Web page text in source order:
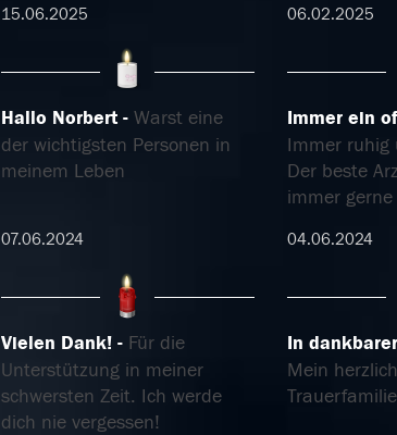
15.06.2025 06.02.2025
Hallo Norbert
Warst eine
der wichtigsten Personen in
meinem Leben
07.06.2024
Immer ein
Immer ruhig
Der beste
immer gerne
04.06.2024
Vielen Dank!
Für die
Unterstützung in meiner
schwersten Zeit. Ich werde
dich nie vergessen!
In
Mein
Trauerfamilie